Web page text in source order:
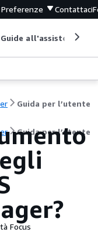
Preferenze Contattaci
Guide all'assistenza
Guida per l’utente
Guida per l’utente
Focus